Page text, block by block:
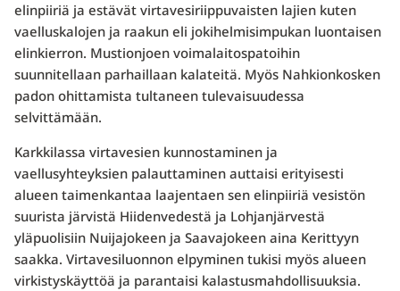
elinpiiriä ja estävät virtavesiriippuvaisten lajien kuten
vaelluskalojen ja raakun eli jokihelmisimpukan luontaisen
elinkierron. Mustionjoen voimalaitospatoihin
suunnitellaan parhaillaan kalateitä. Myös Nahkionkosken
padon ohittamista tultaneen tulevaisuudessa
selvittämään.
Karkkilassa virtavesien kunnostaminen ja
vaellusyhteyksien palauttaminen auttaisi erityisesti
alueen taimenkantaa laajentaen sen elinpiiriä vesistön
suurista järvistä Hiidenvedestä ja Lohjanjärvestä
yläpuolisiin Nuijajokeen ja Saavajokeen aina Kerittyyn
saakka. Virtavesiluonnon elpyminen tukisi myös alueen
virkistyskäyttöä ja parantaisi kalastusmahdollisuuksia.